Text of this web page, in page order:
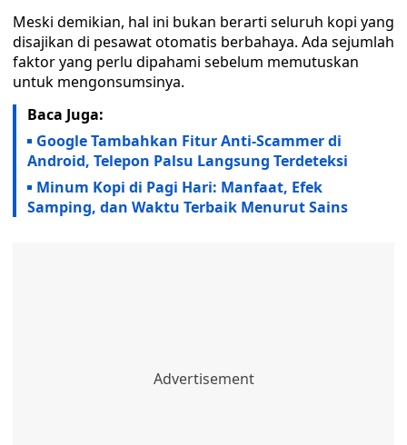
Meski demikian, hal ini bukan berarti seluruh kopi yang
disajikan di pesawat otomatis berbahaya. Ada sejumlah
faktor yang perlu dipahami sebelum memutuskan
untuk mengonsumsinya.
Baca Juga:
Google Tambahkan Fitur Anti-Scammer di
Android, Telepon Palsu Langsung Terdeteksi
Minum Kopi di Pagi Hari: Manfaat, Efek
Samping, dan Waktu Terbaik Menurut Sains